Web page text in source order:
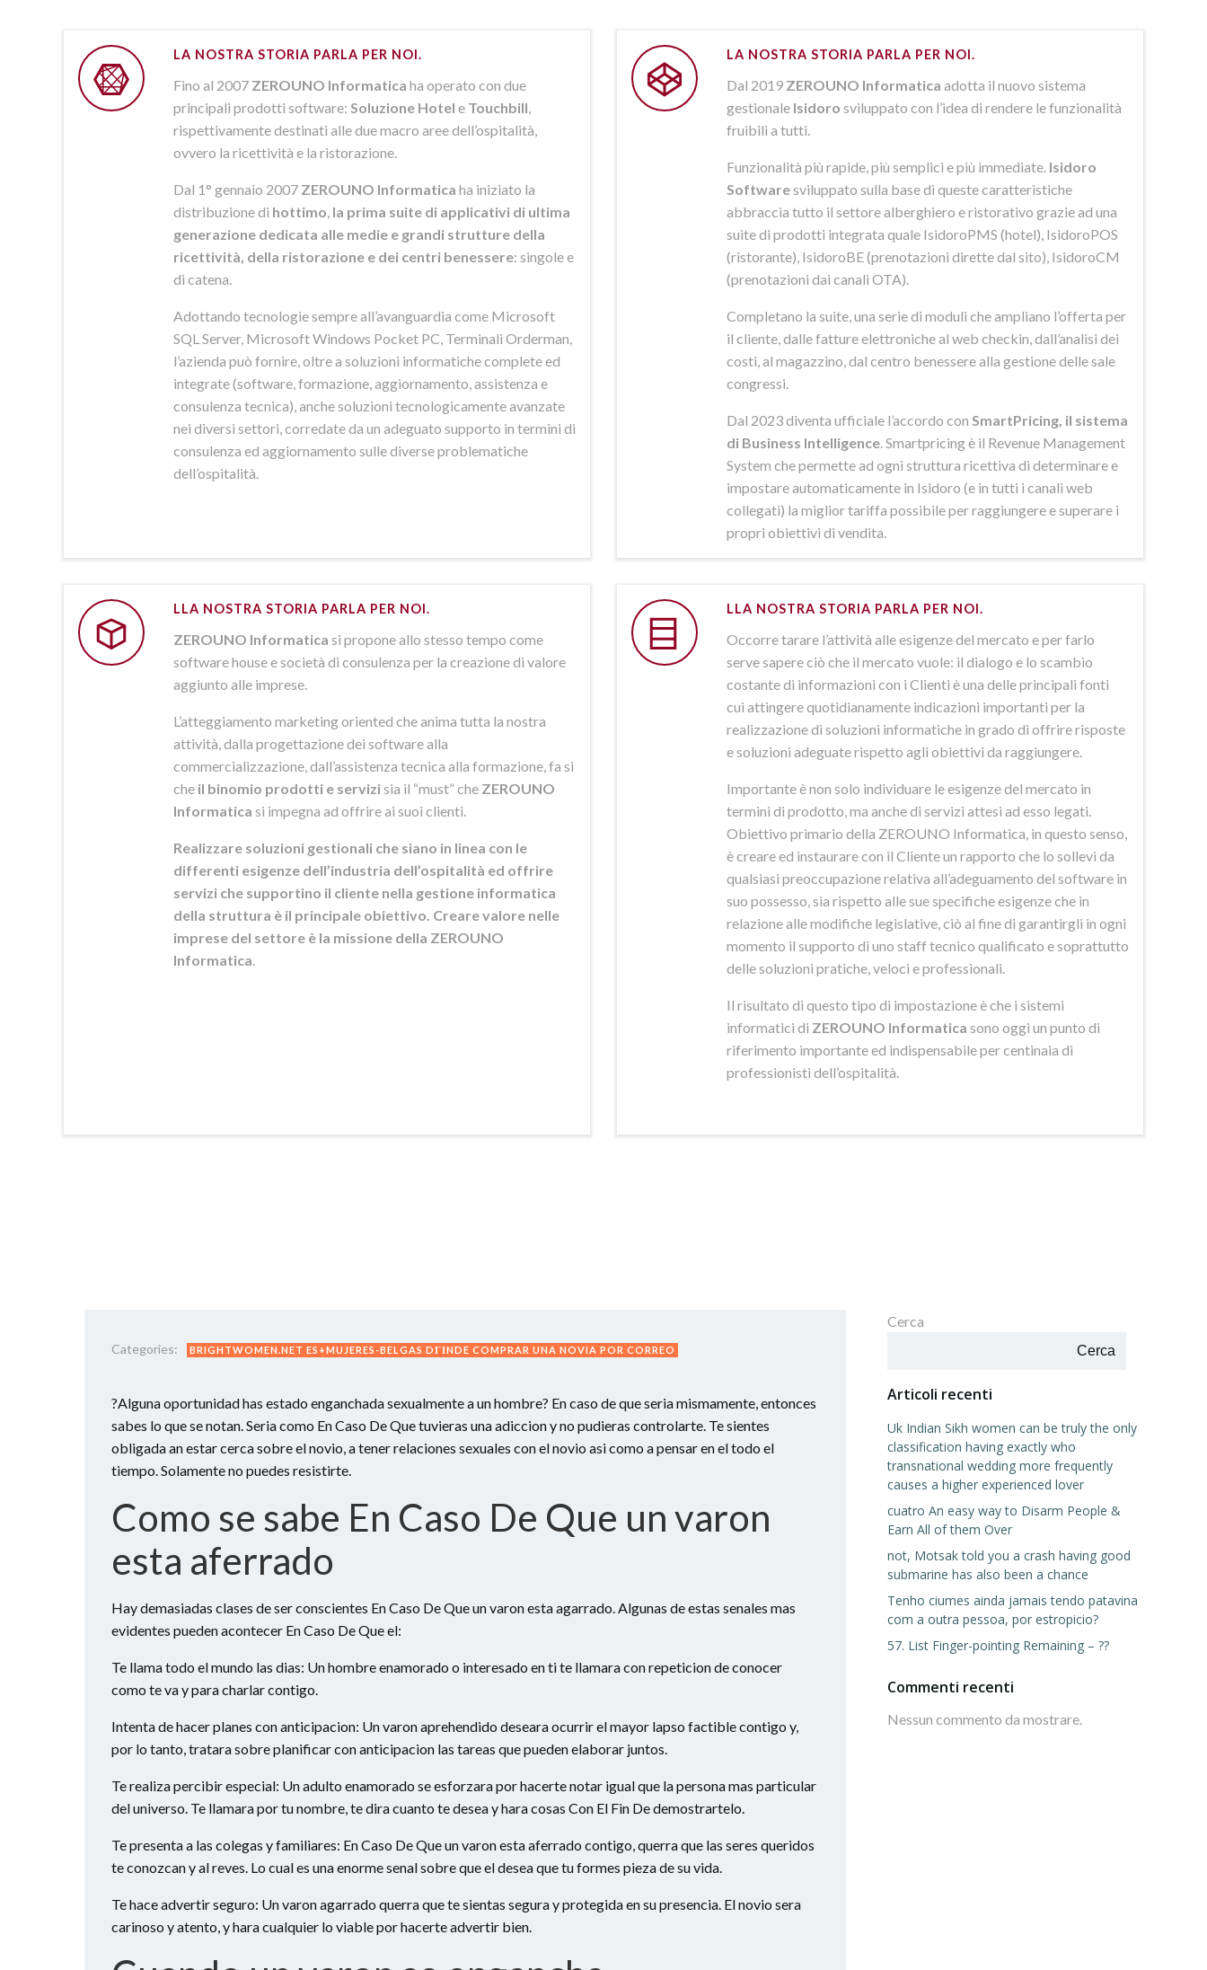
LA NOSTRA STORIA PARLA PER NOI.
Fino al 2007 ZEROUNO Informatica ha operato con due
principali prodotti software: Soluzione Hotel e Touchbill
rispettivamente destinati alle due macro aree dell’ospitalità,
ovvero la ricettività e la ristorazione.
Dal 1° gennaio 2007 ZEROUNO Informatica ha iniziato la
distribuzione di hottimo la prima suite di applicativi di ultima
generazione dedicata alle medie e grandi strutture della
ricettività, della ristorazione e dei centri benessere: singole e
di catena.
Adottando tecnologie sempre all’avanguardia come Microsoft
SQL Server, Microsoft Windows Pocket PC, Terminali Orderman,
l’azienda può fornire, oltre a soluzioni informatiche complete ed
integrate (software, formazione, aggiornamento, assistenza e
consulenza tecnica), anche soluzioni tecnologicamente avanzate
nei diversi settori, corredate da un adeguato supporto in termini di
consulenza ed aggiornamento sulle diverse problematiche
dell’ospitalità.
LA NOSTRA STORIA PARLA PER NOI.
Dal 2019 ZEROUNO Informatica adotta il nuovo sistema
gestionale Isidoro sviluppato con l’idea di rendere le funzionalità
fruibili a tutti.
Funzionalità più rapide, più semplici e più immediate. Isidoro
Softwaresviluppato sulla base di queste caratteristiche
abbraccia tutto il settore alberghiero e ristorativo grazie ad una
suite di prodotti integrata quale IsidoroPMS (hotel), IsidoroPOS
(ristorante), IsidoroBE (prenotazioni dirette dal sito), IsidoroCM
(prenotazioni dai canali OTA).
Completano la suite, una serie di moduli che ampliano l’offerta per
il cliente, dalle fatture elettroniche al web checkin, dall’analisi dei
costi, al magazzino, dal centro benessere alla gestione delle sale
congressi.
Dal 2023 diventa ufficiale l’accordo con SmartPricing, il sistema
di Business Intelligence . Smartpricing è il Revenue Management
System che permette ad ogni struttura ricettiva di determinare e
impostare automaticamente in Isidoro (e in tutti i canali web
collegati) la miglior tariffa possibile per raggiungere e superare i
propri obiettivi di vendita.
LLA NOSTRA STORIA PARLA PER NOI.
ZEROUNO Informatica si propone allo stesso tempo come
software house e società di consulenza per la creazione di valore
aggiunto alle imprese.
L’atteggiamento marketing oriented che anima tutta la nostra
attività, dalla progettazione dei software alla
commercializzazione, dall’assistenza tecnica alla formazione, fa si
che il binomio prodotti e servizisia il “must” che ZEROUNO
Informatica si impegna ad offrire ai suoi clienti.
Realizzare soluzioni gestionali che siano in linea con le
differenti esigenze dell’industria dell’ospitalità ed offrire
servizi che supportino il cliente nella gestione informatica
della struttura è il principale obiettivo. Creare valore nelle
imprese del settore è la missione della ZEROUNO
Informatica
LLA NOSTRA STORIA PARLA PER NOI.
Occorre tarare l’attività alle esigenze del mercato e per farlo
serve sapere ciò che il mercato vuole: il dialogo e lo scambio
costante di informazioni con i Clienti è una delle principali fonti
cui attingere quotidianamente indicazioni importanti per la
realizzazione di soluzioni informatiche in grado di offrire risposte
e soluzioni adeguate rispetto agli obiettivi da raggiungere.
Importante è non solo individuare le esigenze del mercato in
termini di prodotto, ma anche di servizi attesi ad esso legati.
Obiettivo primario della ZEROUNO Informatica, in questo senso,
è creare ed instaurare con il Cliente un rapporto che lo sollevi da
qualsiasi preoccupazione relativa all’adeguamento del software in
suo possesso, sia rispetto alle sue specifiche esigenze che in
relazione alle modifiche legislative, ciò al fine di garantirgli in ogni
momento il supporto di uno staff tecnico qualificato e soprattutto
delle soluzioni pratiche, veloci e professionali.
Il risultato di questo tipo di impostazione è che i sistemi
informatici di ZEROUNO Informatica sono oggi un punto di
riferimento importante ed indispensabile per centinaia di
professionisti dell’ospitalità.
Categories: BRIGHTWOMEN.NET ES+MUJERES-BELGAS DГІNDE COMPRAR UNA NOVIA POR CORREO
?Alguna oportunidad has estado enganchada sexualmente a un hombre? En caso de que seri­a mismamente, entonces
sabes lo que se notan. Seri­a como En Caso De Que tuvieras una adiccion y no pudieras controlarte. Te sientes
obligada an estar cerca sobre el novio, a tener relaciones sexuales con el novio asi­ como a pensar en el todo el
tiempo. Solamente no puedes resistirte.
Como se sabe En Caso De Que un varon
esta aferrado
Hay demasiadas clases de ser conscientes En Caso De Que un varon esta agarrado. Algunas de estas senales mas
evidentes pueden acontecer En Caso De Que el:
Te llama todo el mundo las dias: Un hombre enamorado o interesado en ti te llamara con repeticion de conocer
como te va y para charlar contigo.
Intenta de hacer planes con anticipacion: Un varon aprehendido deseara ocurrir el mayor lapso factible contigo y,
por lo tanto, tratara sobre planificar con anticipacion las tareas que pueden elaborar juntos.
Te realiza percibir especial: Un adulto enamorado se esforzara por hacerte notar igual que la persona mas particular
del universo. Te llamara por tu nombre, te dira cuanto te desea y hara cosas Con El Fin De demostrartelo.
Te presenta a las colegas y familiares: En Caso De Que un varon esta aferrado contigo, querra que las seres queridos
te conozcan y al reves. Lo cual es una enorme senal sobre que el desea que tu formes pieza de su vida.
Te hace advertir seguro: Un varon agarrado querra que te sientas segura y protegida en su presencia. El novio sera
carinoso y atento, y hara cualquier lo viable por hacerte advertir bien.
Cerca
Cerca
Articoli recenti
Uk Indian Sikh women can be truly the only
classification having exactly who
transnational wedding more frequently
causes a higher experienced lover
cuatro An easy way to Disarm People &
Earn All of them Over
not, Motsak told you a crash having good
submarine has also been a chance
Tenho ciumes ainda jamais tendo patavina
com a outra pessoa, por estropicio?
57. List Finger-pointing Remaining – ??
Commenti recenti
Nessun commento da mostrare.